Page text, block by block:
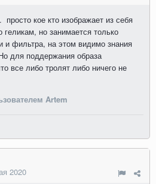
кое кто изображает из себя
геликам, но занимается только
и фильтра, на этом видимо знания
для поддержания образа
все либо тролят либо ничего не
Artem
2020